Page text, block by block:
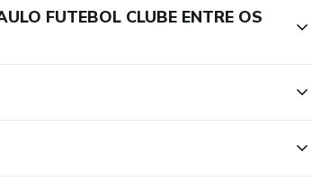
FUTEBOL CLUBE ENTRE OS